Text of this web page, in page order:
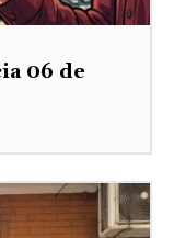
06 de